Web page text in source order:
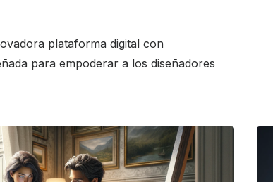
plataforma digital con
para empoderar a los diseñadores